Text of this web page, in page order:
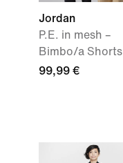
Jordan
P.E. in mesh –
Bimbo/a Shorts
99,99 €